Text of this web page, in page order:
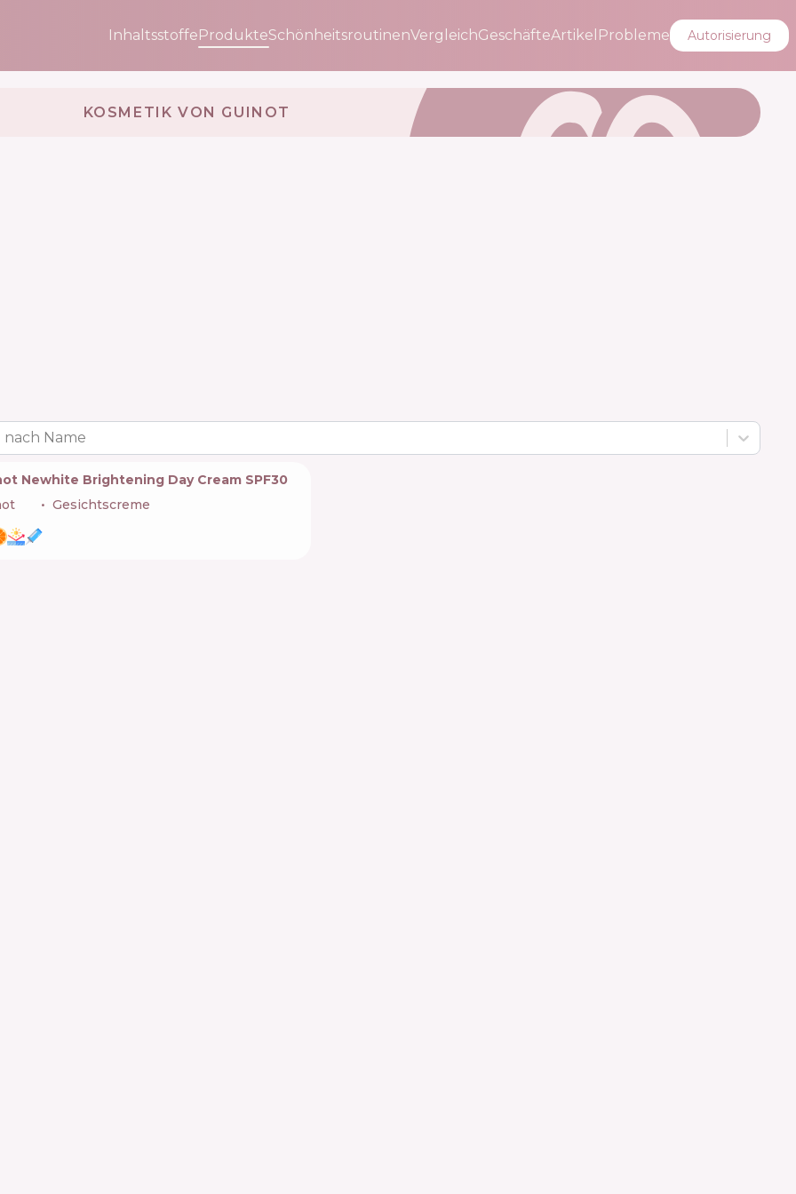
InhaltsstoffeProdukteSchönheitsroutinenVergleichGeschäfteArtikel Probleme Autorisierung
KOSMETIK VON GUINOT 🇫🇷
Name
Newhite Brightening Day Cream SPF30
Gesichtscreme